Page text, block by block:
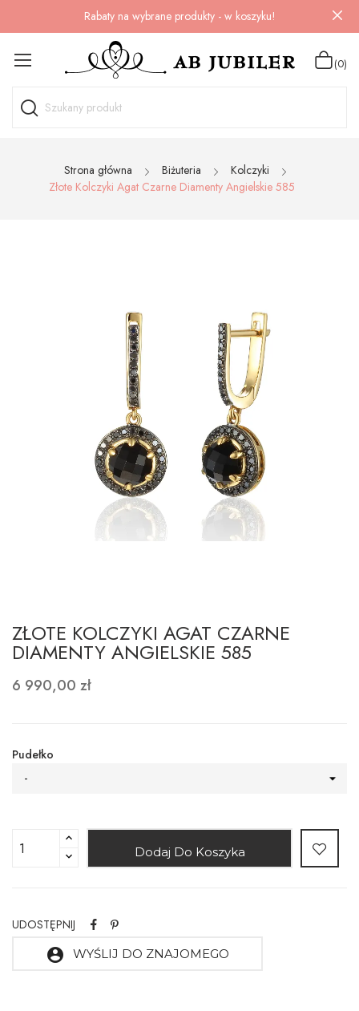
Rabaty na wybrane produkty - w koszyku!
(0)
Strona główna Biżuteria
Kolczyki
Złote Kolczyki Agat Czarne Diamenty Angielskie 585
ZŁOTE KOLCZYKI AGAT CZARNE
DIAMENTY ANGIELSKIE 585
6 990,00 zł
Pudełko
-
Dodaj Do Koszyka
UDOSTĘPNIJ
account_circle WYŚLIJ DO ZNAJOMEGO